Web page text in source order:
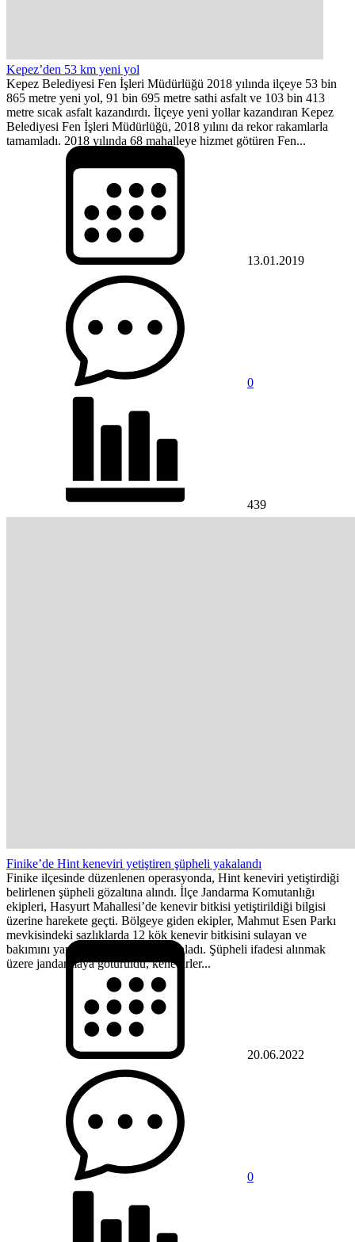
Kepez’den 53 km yeni yol
Kepez Belediyesi Fen İşleri Müdürlüğü 2018 yılında ilçeye 53 bin
865 metre yeni yol, 91 bin 695 metre sathi asfalt ve 103 bin 413
metre sıcak asfalt kazandırdı. İlçeye yeni yollar kazandıran Kepez
Belediyesi Fen İşleri Müdürlüğü, 2018 yılını da rekor rakamlarla
tamamladı. 2018 yılında 68 mahalleye hizmet götüren Fen...
13.01.2019
0
439
Finike’de Hint keneviri yetiştiren şüpheli yakalandı
Finike ilçesinde düzenlenen operasyonda, Hint keneviri yetiştirdiği
belirlenen şüpheli gözaltına alındı. İlçe Jandarma Komutanlığı
ekipleri, Hasyurt Mahallesi’de kenevir bitkisi yetiştirildiği bilgisi
üzerine harekete geçti. Bölgeye giden ekipler, Mahmut Esen Parkı
mevkisindeki sazlıklarda 12 kök kenevir bitkisini sulayan ve
bakımını yapan S.S’yi suçüstü yakaladı. Şüpheli ifadesi alınmak
üzere jandarmaya götürüldü, kenevirler...
20.06.2022
0